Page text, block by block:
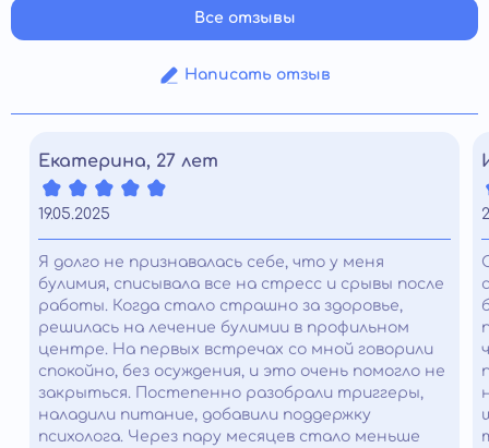
Написать отзыв
Все отзывы
Екатерина, 27 лет
19.05.2025
Я долго не признавалась себе, что у меня
булимия, списывала все на стресс и срывы после
работы. Когда стало страшно за здоровье,
решилась на лечение булимии в профильном
центре. На первых встречах со мной говорили
спокойно, без осуждения, и это очень помогло не
закрыться. Постепенно разобрали триггеры,
наладили питание, добавили поддержку
психолога. Через пару месяцев стало меньше